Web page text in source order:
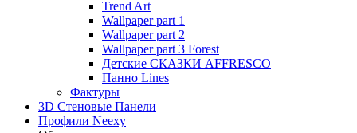
Trend Art
Wallpaper part 1
Wallpaper part 2
Wallpaper part 3 Forest
Детские СКАЗКИ AFFRESCO
Панно Lines
Фактуры
3D Стеновые Панели
Профили Neexy